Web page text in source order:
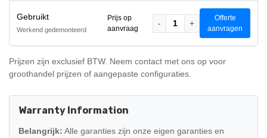
Gebruikt
Werkend gedemonteerd
Prijs op
aanvraag
- 1 +
Offerte
aanvragen
Prijzen zijn exclusief BTW. Neem contact met ons op voor
groothandel prijzen of aangepaste configuraties.
Warranty Information
Belangrijk: Alle garanties zijn onze eigen garanties en